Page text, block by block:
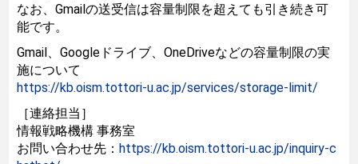
なお、Gmailの送受信は容量制限を超えても引き続き可
能です。
Gmail、Googleドライブ、OneDriveなどの容量制限の実
施について
https://kb.oism.tottori-u.ac.jp/services/storage-limit/
［連絡担当］
情報戦略機構 事務室
お問い合わせ先：https://kb.oism.tottori-u.ac.jp/inquiry-c